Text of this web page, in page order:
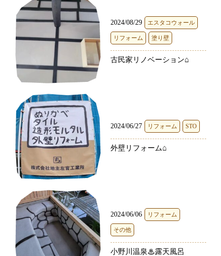
2024/08/29 エスタコウォール
リフォーム 塗り壁
古民家リノベーション⌂
2024/06/27 リフォーム STO
外壁リフォーム⌂
2024/06/06 リフォーム
その他
小野川温泉♨露天風呂